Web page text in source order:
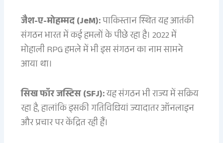
जैश-ए-मोहम्मद (JeM):पाकिस्तान स्थित यह आतंकी
संगठन भारत में कई हमलों के पीछे रहा है। 2022 में
मोहाली RPG हमले में भी इस संगठन का नाम सामने
आया था।
सिख फॉर जस्टिस (SFJ):यह संगठन भी राज्य में सक्रिय
रहा है, हालांकि इसकी गतिविधियां ज्यादातर ऑनलाइन
और प्रचार पर केंद्रित रही हैं।